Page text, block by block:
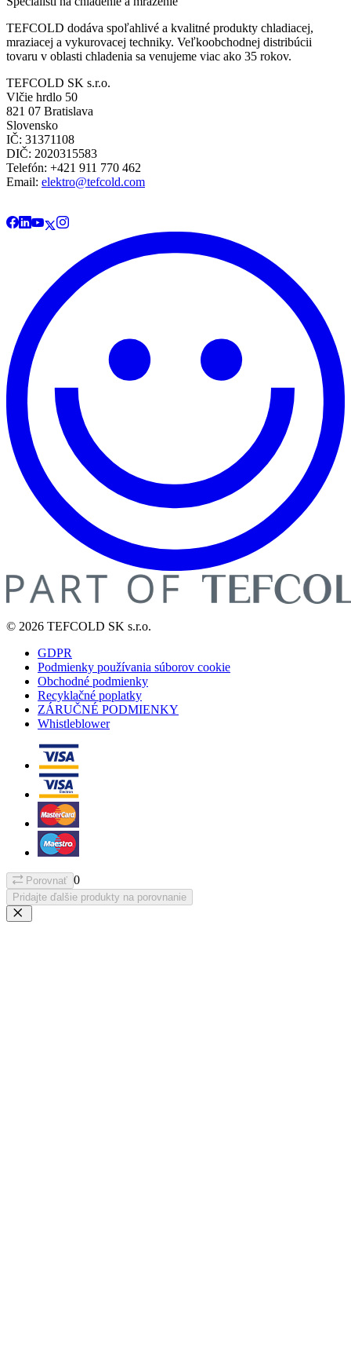
TEFCOLD dodáva spoľahlivé a kvalitné produkty chladiacej,
mraziacej a vykurovacej techniky. Veľkoobchodnej distribúcii
tovaru v oblasti chladenia sa venujeme viac ako 35 rokov.
TEFCOLD SK s.r.o.
Vlčie hrdlo 50
821 07 Bratislava
Slovensko
IČ: 31371108
DIČ: 2020315583
Telefón: +421 911 770 462
Email: elektro@tefcold.com
© 2026 TEFCOLD SK s.r.o.
GDPR
Podmienky používania súborov cookie
Obchodné podmienky
Recyklačné poplatky
ZÁRUČNÉ PODMIENKY
Whistleblower
Porovnať 0
Pridajte ďalšie produkty na porovnanie